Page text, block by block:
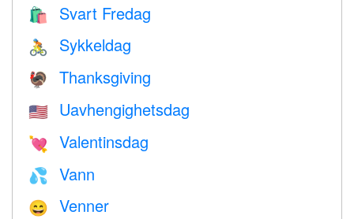
🛍 Svart Fredag
🚴 Sykkeldag
🦃 Thanksgiving
🇺🇸 Uavhengighetsdag
💘 Valentinsdag
💦 Vann
😄 Venner